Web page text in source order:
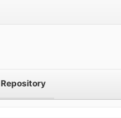
Repository